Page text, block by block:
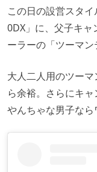
この日の設営スタ
0DX」に、父子キ
ーラーの「ツーマン
大人二人用のツー
ら余裕。さらにキャ
やんちゃな男子なら